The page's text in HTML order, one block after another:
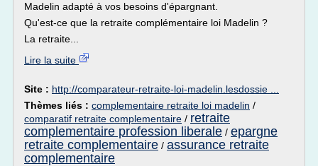
Madelin adapté à vos besoins d'épargnant.
Qu'est-ce que la retraite complémentaire loi Madelin ?
La retraite...
Lire la suite
Site : http://comparateur-retraite-loi-madelin.lesdossie ...
Thèmes liés : complementaire retraite loi madelin /
comparatif retraite complementaire / retraite
complementaire profession liberale / epargne
retraite complementaire / assurance retraite
complementaire